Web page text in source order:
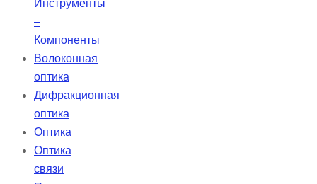
Инструменты
–
Компоненты
Волоконная
оптика
Дифракционная
оптика
Оптика
Оптика
связи